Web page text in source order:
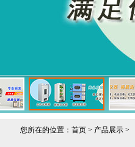
您所在的位置： 首页 > 产品展示 >